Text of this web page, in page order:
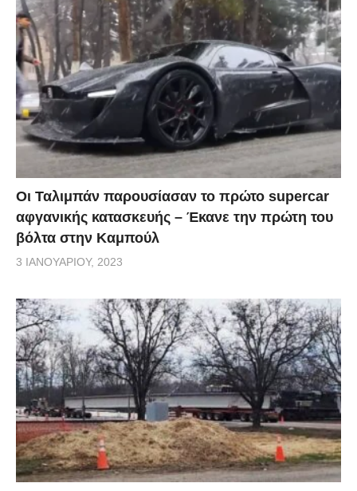
Οι Ταλιμπάν παρουσίασαν το πρώτο supercar
αφγανικής κατασκευής – Έκανε την πρώτη του
βόλτα στην Καμπούλ
3 ΙΑΝΟΥΑΡΊΟΥ, 2023